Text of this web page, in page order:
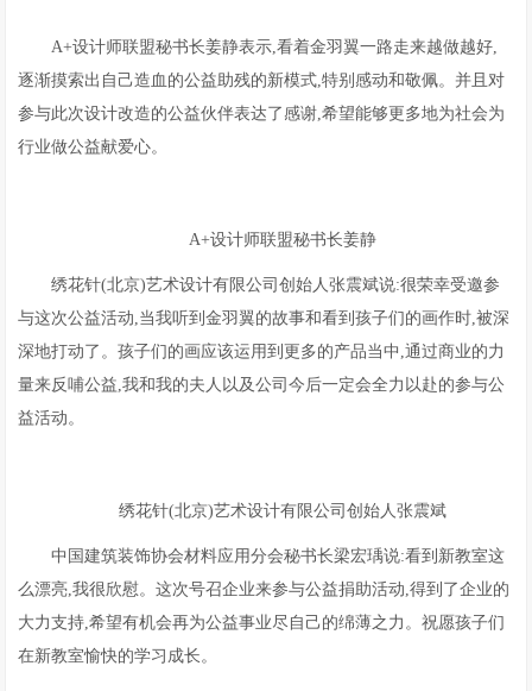
A+设计师联盟秘书长姜静表示,看着金羽翼一路走来越做越好,
逐渐摸索出自己造血的公益助残的新模式,特别感动和敬佩。并且对
参与此次设计改造的公益伙伴表达了感谢,希望能够更多地为社会为
行业做公益献爱心。
A+设计师联盟秘书长姜静
绣花针(北京)艺术设计有限公司创始人张震斌说:很荣幸受邀参
与这次公益活动,当我听到金羽翼的故事和看到孩子们的画作时,被深
深地打动了。孩子们的画应该运用到更多的产品当中,通过商业的力
量来反哺公益,我和我的夫人以及公司今后一定会全力以赴的参与公
益活动。
绣花针(北京)艺术设计有限公司创始人张震斌
中国建筑装饰协会材料应用分会秘书长梁宏瑀说:看到新教室这
么漂亮,我很欣慰。这次号召企业来参与公益捐助活动,得到了企业的
大力支持,希望有机会再为公益事业尽自己的绵薄之力。祝愿孩子们
在新教室愉快的学习成长。